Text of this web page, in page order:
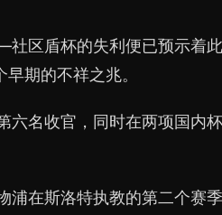
区盾杯的失利便已预示着
期的不祥之兆。
六名收官，同时在两项国内
浦在斯洛特执教的第二个赛